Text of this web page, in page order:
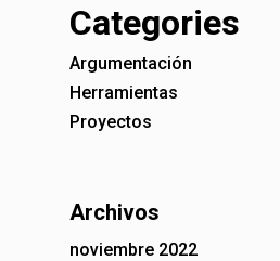
Categories
Argumentación
Herramientas
Proyectos
Archivos
noviembre 2022